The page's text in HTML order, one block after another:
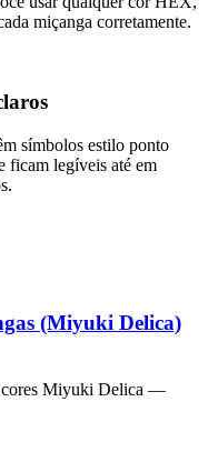
miçanga corretamente.
símbolos estilo ponto
ficam legíveis até em
(Miyuki Delica)
cores Miyuki Delica —